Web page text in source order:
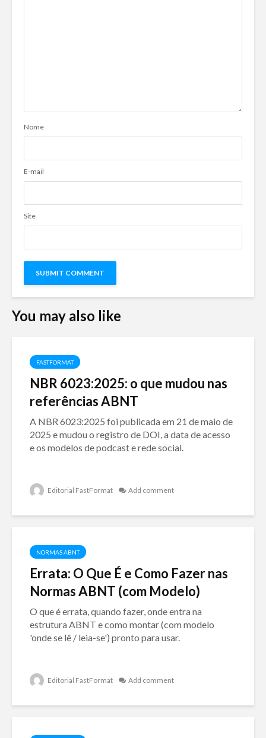
Nome
E-mail
Site
You may also like
FASTFORMAT
NBR 6023:2025: o que mudou nas
referências ABNT
A NBR 6023:2025 foi publicada em 21 de maio de
2025 e mudou o registro de DOI, a data de acesso
e os modelos de podcast e rede social.
Editorial FastFormat Add comment
NORMAS ABNT
Errata: O Que É e Como Fazer nas
Normas ABNT (com Modelo)
O que é errata, quando fazer, onde entra na
estrutura ABNT e como montar (com modelo
'onde se lê / leia-se') pronto para usar.
Editorial FastFormat Add comment